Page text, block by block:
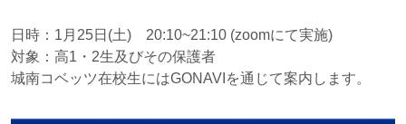
日時：1月25日(土) 20:10~21:10 (zoomにて実施)
対象：高1・2生及びその保護者
城南コベッツ在校生にはGONAVIを通じて案内します。